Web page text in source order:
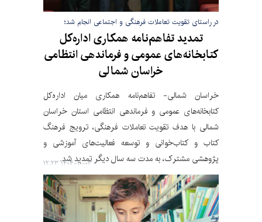
در راستای تقویت تعاملات فرهنگی و اجتماعی انجام شد؛
تمدید تفاهم‌نامه همکاری اداره‌کل
کتابخانه‌های عمومی و فرماندهی انتظامی
خراسان شمالی
خراسان شمالی- تفاهم‌نامه همکاری میان اداره‌کل
کتابخانه‌های عمومی و فرماندهی انتظامی استان خراسان
شمالی با هدف تقویت تعاملات فرهنگی، ترویج فرهنگ
کتاب و کتاب‌خوانی و توسعه فعالیت‌های آموزشی و
پژوهشی مشترک، به مدت سه سال دیگر تمدید شد.
۱۴۰۴-۱۰-۰۳ ۱۲:۲۳